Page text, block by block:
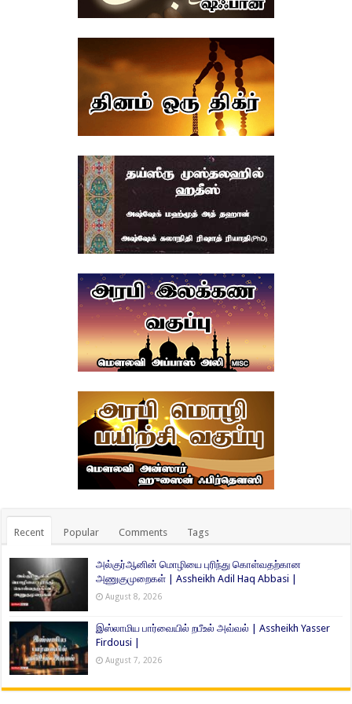
Recent Popular Comments Tags
அல்குர்ஆனின் மொழியை புரிந்து கொள்வதற்கான
அணுகுமுறைகள் | Assheikh Adil Haq Abbasi |
August 8, 2026
இஸ்லாமிய பார்வையில் றபீஉல் அவ்வல் | Assheikh Yasser
Firdousi |
August 7, 2026